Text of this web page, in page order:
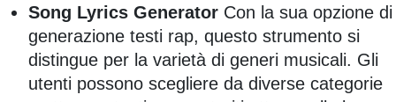
Song Lyrics Generator Con la sua opzione di
generazione testi rap, questo strumento si
distingue per la varietà di generi musicali. Gli
utenti possono scegliere da diverse categorie